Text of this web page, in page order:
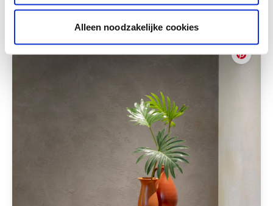
Alleen noodzakelijke cookies
Deze stijlen zijn misschien ook iets voor jou